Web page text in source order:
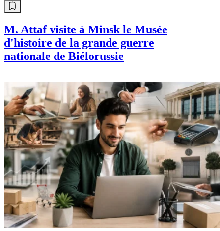
M. Attaf visite à Minsk le Musée
d'histoire de la grande guerre
nationale de Biélorussie